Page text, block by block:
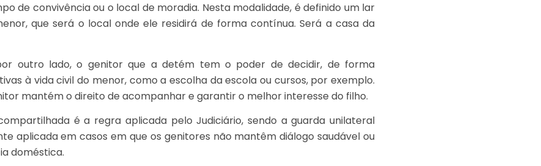
de convivência ou o local de moradia. Nesta modalidade, é definido um lar
que será o local onde ele residirá de forma contínua. Será a casa da
outro lado, o genitor que a detém tem o poder de decidir, de forma
à vida civil do menor, como a escolha da escola ou cursos, por exemplo.
mantém o direito de acompanhar e garantir o melhor interesse do filho.
é a regra aplicada pelo Judiciário, sendo a guarda unilateral
aplicada em casos em que os genitores não mantêm diálogo saudável ou
doméstica.